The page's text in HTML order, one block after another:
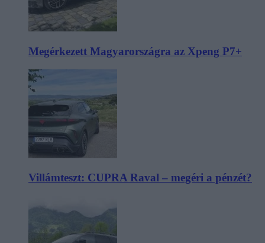
Megérkezett Magyarországra az Xpeng P7+
Villámteszt: CUPRA Raval – megéri a pénzét?